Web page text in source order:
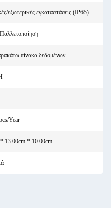
εξωτερικές εγκαταστάσεις (IP65)
πίνακα δεδομένων
Year
13.00cm * 10.00cm